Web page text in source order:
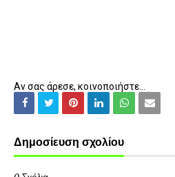
Αν σας άρεσε, κοινοποιήστε...
Δημοσίευση σχολίου